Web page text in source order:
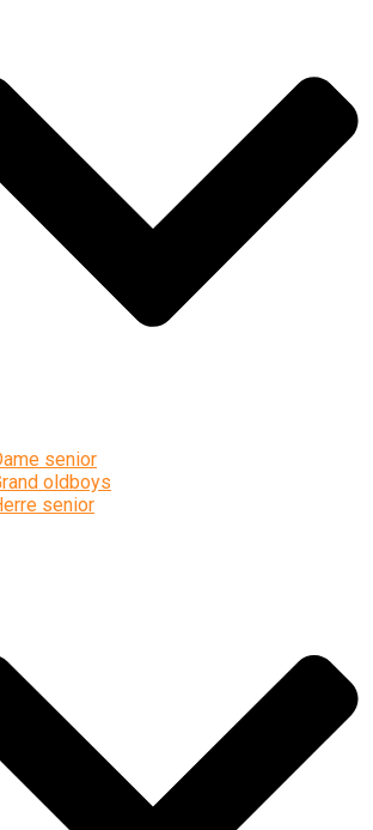
senior
oldboys
senior